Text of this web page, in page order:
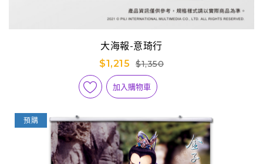
大海報-意琦行
$1,215
$1,350
加入購物車
預購